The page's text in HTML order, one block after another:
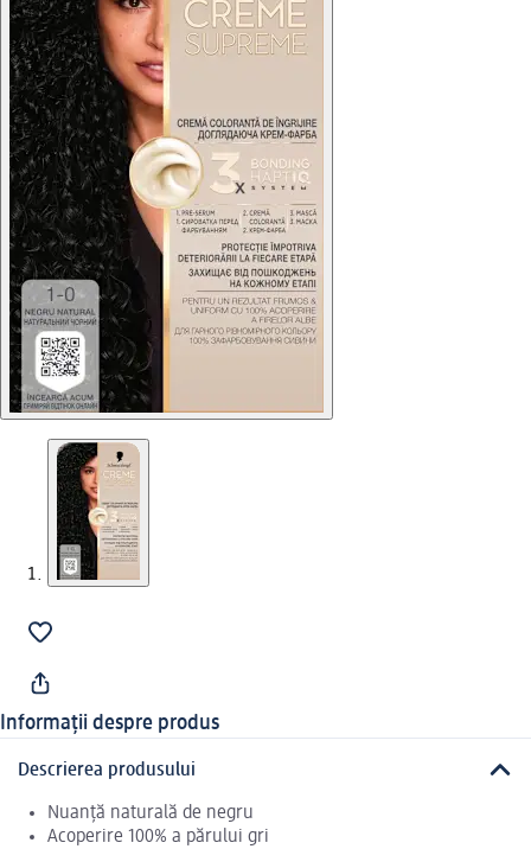
Informații despre produs
Descrierea produsului
Nuanță naturală de negru
Acoperire 100% a părului gri